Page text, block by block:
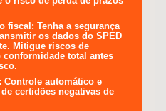
fiscal: Tenha a segurança
os dados do SPED
Mitigue riscos de
conformidade total antes
Controle automático e
certidões negativas de